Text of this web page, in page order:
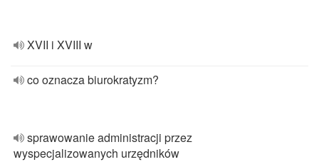
XVII i XVIII w
co oznacza biurokratyzm?
sprawowanie administracji przez
wyspecjalizowanych urzędników